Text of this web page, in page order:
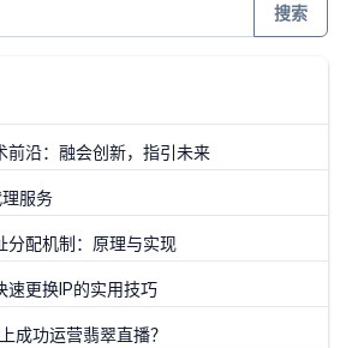
搜索
前沿：融会创新，指引未来
服务
分配机制：原理与实现
速更换IP的实用技巧
成功运营翡翠直播？